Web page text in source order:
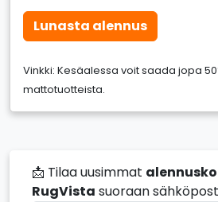
Lunasta alennus
Vinkki: Kesäalessa voit saada jopa
mattotuotteista.
📩 Tilaa uusimmat
RugVista suoraan